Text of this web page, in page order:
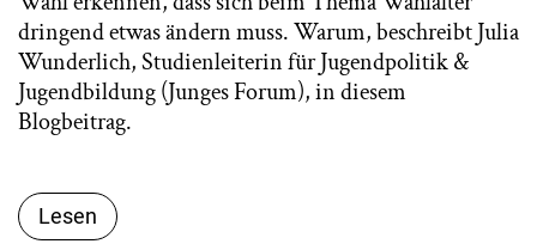
dringend etwas ändern muss. Warum, beschreibt Julia
Wunderlich, Studienleiterin für Jugendpolitik &
Jugendbildung (Junges Forum), in diesem
Blogbeitrag.
Lesen